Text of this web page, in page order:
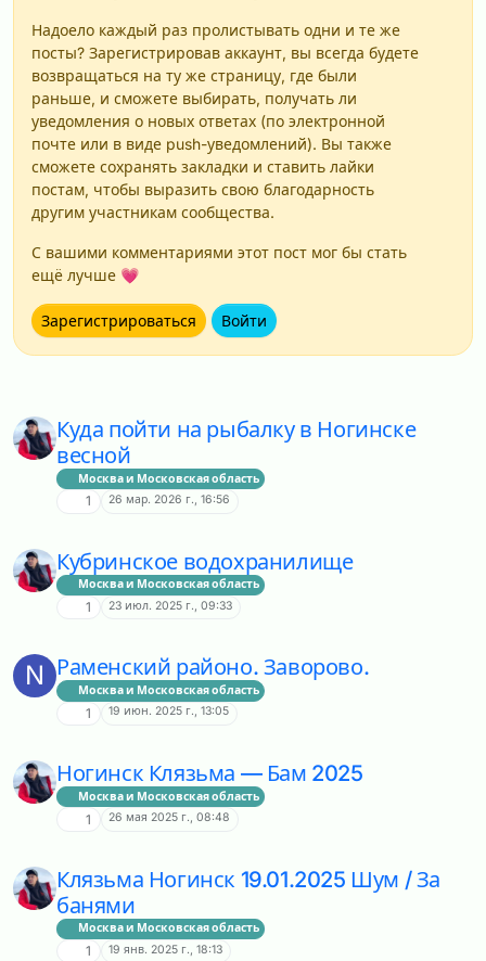
Надоело каждый раз пролистывать одни и те же
посты? Зарегистрировав аккаунт, вы всегда будете
возвращаться на ту же страницу, где были
раньше, и сможете выбирать, получать ли
уведомления о новых ответах (по электронной
почте или в виде push-уведомлений). Вы также
сможете сохранять закладки и ставить лайки
постам, чтобы выразить свою благодарность
другим участникам сообщества.
С вашими комментариями этот пост мог бы стать
ещё лучше 💗
Зарегистрироваться Войти
Куда пойти на рыбалку в Ногинске
весной
Москва и Московская область
1 26 мар. 2026 г., 16:56
Кубринское водохранилище
Москва и Московская область
1 23 июл. 2025 г., 09:33
N Раменский районо. Заворово.
Москва и Московская область
1 19 июн. 2025 г., 13:05
Ногинск Клязьма — Бам 2025
Москва и Московская область
1 26 мая 2025 г., 08:48
Клязьма Ногинск 19.01.2025 Шум / За
банями
Москва и Московская область
1 19 янв. 2025 г., 18:13